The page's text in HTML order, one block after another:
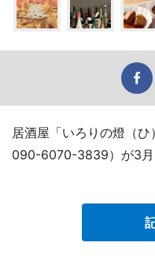
居酒屋「いろりの燈（
090-6070-3839）が3月